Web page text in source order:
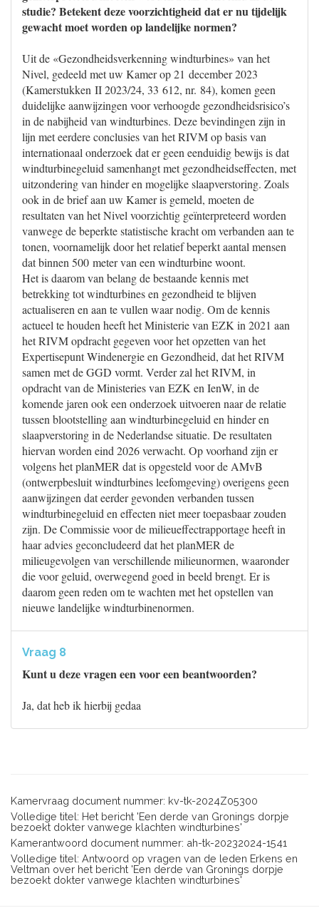
studie? Betekent deze voorzichtigheid dat er nu tijdelijk
gewacht moet worden op landelijke normen?
Uit de «Gezondheidsverkenning windturbines» van het
Nivel, gedeeld met uw Kamer op 21 december 2023
(Kamerstukken II 2023/24, 33 612, nr. 84), komen geen
duidelijke aanwijzingen voor verhoogde gezondheidsrisico’s
in de nabijheid van windturbines. Deze bevindingen zijn in
lijn met eerdere conclusies van het RIVM op basis van
internationaal onderzoek dat er geen eenduidig bewijs is dat
windturbinegeluid samenhangt met gezondheidseffecten, met
uitzondering van hinder en mogelijke slaapverstoring. Zoals
ook in de brief aan uw Kamer is gemeld, moeten de
resultaten van het Nivel voorzichtig geïnterpreteerd worden
vanwege de beperkte statistische kracht om verbanden aan te
tonen, voornamelijk door het relatief beperkt aantal mensen
dat binnen 500 meter van een windturbine woont.
Het is daarom van belang de bestaande kennis met
betrekking tot windturbines en gezondheid te blijven
actualiseren en aan te vullen waar nodig. Om de kennis
actueel te houden heeft het Ministerie van EZK in 2021 aan
het RIVM opdracht gegeven voor het opzetten van het
Expertisepunt Windenergie en Gezondheid, dat het RIVM
samen met de GGD vormt. Verder zal het RIVM, in
opdracht van de Ministeries van EZK en IenW, in de
komende jaren ook een onderzoek uitvoeren naar de relatie
tussen blootstelling aan windturbinegeluid en hinder en
slaapverstoring in de Nederlandse situatie. De resultaten
hiervan worden eind 2026 verwacht. Op voorhand zijn er
volgens het planMER dat is opgesteld voor de AMvB
(ontwerpbesluit windturbines leefomgeving) overigens geen
aanwijzingen dat eerder gevonden verbanden tussen
windturbinegeluid en effecten niet meer toepasbaar zouden
zijn. De Commissie voor de milieueffectrapportage heeft in
haar advies geconcludeerd dat het planMER de
milieugevolgen van verschillende milieunormen, waaronder
die voor geluid, overwegend goed in beeld brengt. Er is
daarom geen reden om te wachten met het opstellen van
nieuwe landelijke windturbinenormen.
Vraag 8
Kunt u deze vragen een voor een beantwoorden?
Ja, dat heb ik hierbij gedaa
Kamervraag document nummer: kv-tk-2024Z05300
Volledige titel: Het bericht 'Een derde van Gronings dorpje
bezoekt dokter vanwege klachten windturbines'
Kamerantwoord document nummer: ah-tk-20232024-1541
Volledige titel: Antwoord op vragen van de leden Erkens en
Veltman over het bericht 'Een derde van Gronings dorpje
bezoekt dokter vanwege klachten windturbines'